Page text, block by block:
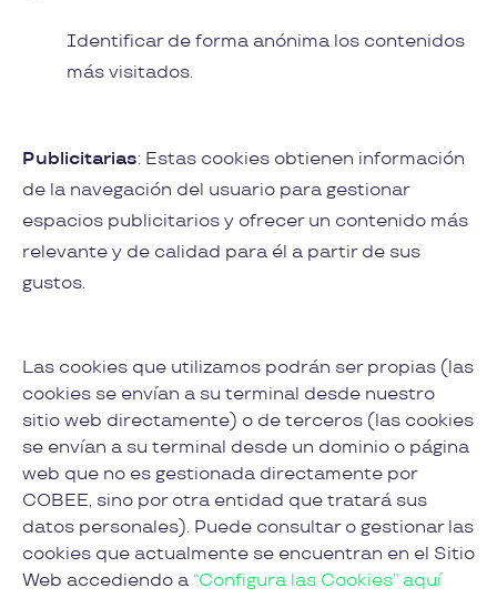
Identificar de forma anónima los contenidos
más visitados.
Publicitarias: Estas cookies obtienen información
de la navegación del usuario para gestionar
espacios publicitarios y ofrecer un contenido más
relevante y de calidad para él a partir de sus
gustos.
Las cookies que utilizamos podrán ser propias (las
cookies se envían a su terminal desde nuestro
sitio web directamente) o de terceros (las cookies
se envían a su terminal desde un dominio o página
web que no es gestionada directamente por
COBEE, sino por otra entidad que tratará sus
datos personales). Puede consultar o gestionar las
cookies que actualmente se encuentran en el Sitio
Web accediendo a “Configura las Cookies” aquí